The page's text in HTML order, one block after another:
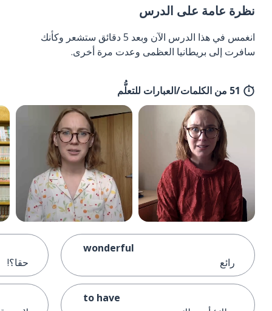
نظرة عامة على الدرس
انغمس في هذا الدرس الآن وبعد 5 دقائق ستشعر وكأنك
سافرت إلى بريطانيا العظمى وعدت مرة أخرى.
51 من الكلمات/العبارات للتعلُّم
wonderful
رائع
to have
حقا؟!